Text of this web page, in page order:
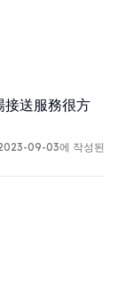
接送服務很方
09-03에 작성된